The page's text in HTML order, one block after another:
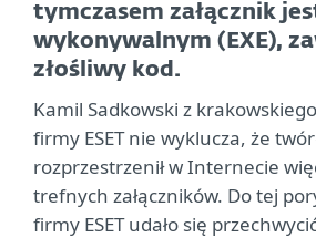
tymczasem załącznik
wykonywalnym (EXE),
złośliwy kod.
Kamil Sadkowski z
firmy ESET nie wyklucza, że
rozprzestrzenił w Internecie
trefnych załączników. Do tej
firmy ESET udało się